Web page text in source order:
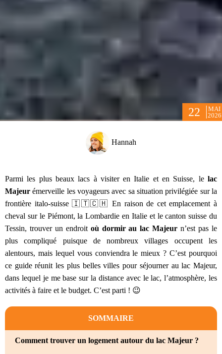
22
MAI
2026
Hannah
Parmi les plus beaux lacs à visiter en Italie et en Suisse, le lac
Majeur émerveille les voyageurs avec sa situation privilégiée sur la
frontière italo-suisse 🇮🇹🇨🇭 En raison de cet emplacement à
cheval sur le Piémont, la Lombardie en Italie et le canton suisse du
Tessin, trouver un endroit où dormir au lac Majeur n’est pas le
plus compliqué puisque de nombreux villages occupent les
alentours, mais lequel vous conviendra le mieux ? C’est pourquoi
ce guide réunit les plus belles villes pour séjourner au lac Majeur,
dans lequel je me base sur la distance avec le lac, l’atmosphère, les
activités à faire et le budget. C’est parti ! 😉
SOMMAIRE
Comment trouver un logement autour du lac Majeur ?